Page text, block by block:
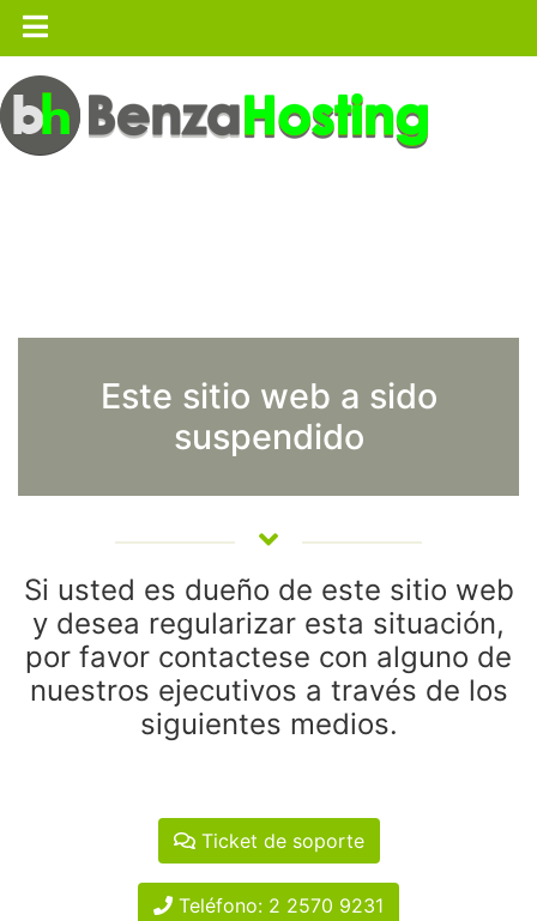
Este sitio web a sido
suspendido
Si usted es dueño de este sitio web
y desea regularizar esta situación,
por favor contactese con alguno de
nuestros ejecutivos a través de los
siguientes medios.
Ticket de soporte
Teléfono: 2 2570 9231